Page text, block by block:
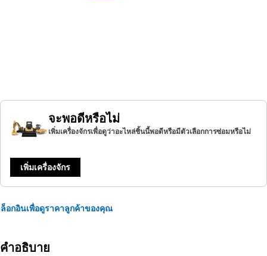
จะพอดีหรือไม่
เพิ่มเครื่องจักรเพื่อดูว่าอะไหล่ชิ้นนี้พอดีหรือมีตัวเลือกการซ่อมหรือไม่
เพิ่มเครื่องจักร
ล็อกอินเพื่อดูราคาลูกค้าของคุณ
คำอธิบาย